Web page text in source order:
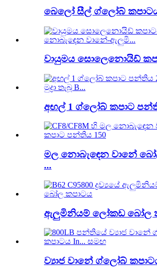
බෙලෝ සීල් ග්ලෝබ්
වායුමය සොලෙනොයිඩ්
අඟල් 1 ග්ලෝබ් කපාට
මල නොබැඳෙන වානේ
...
ඇලුමිනියම් ලෝකඩ බෝල
ව්‍යාජ වානේ ග්ලෝබ්